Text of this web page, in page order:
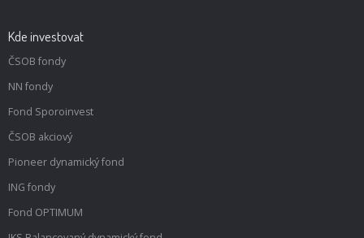
Kde investovat
ČSOB fondy
NN fondy
Fond Sporoinvest
ČSOB akciový
Pioneer dynamický fond
ING fondy
Fond OPTIMUM